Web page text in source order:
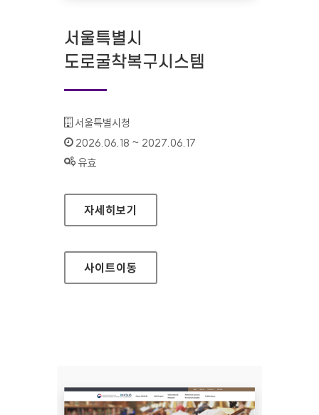
서울특별시
도로굴착복구시스템
기관명 :
서울특별시청
인증기간 :
2026.06.18 ~ 2027.06.17
상태 :
유효
서울특별시 도로굴착복구시스템
자세히보기
사이트이동